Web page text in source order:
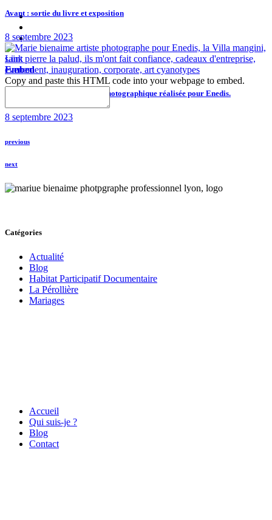
Link
Embed
Copy and paste this HTML code into your webpage to embed.
Avant : sortie du livre et exposition
8 septembre 2023
La Villa Mangini : aventure photographique réalisée pour Enedis.
8 septembre 2023
previous
next
Catégories
Actualité
Blog
Habitat Participatif Documentaire
La Pérollière
Mariages
Accueil
Qui suis-je ?
Blog
Contact